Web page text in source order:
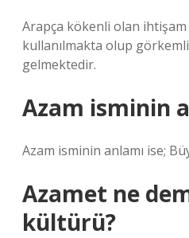
Arapça kökenli olan
kullanılmakta olup
gelmektedir.
Azam isminin
Azam isminin anlamı ise;
Azamet ne
kültürü?